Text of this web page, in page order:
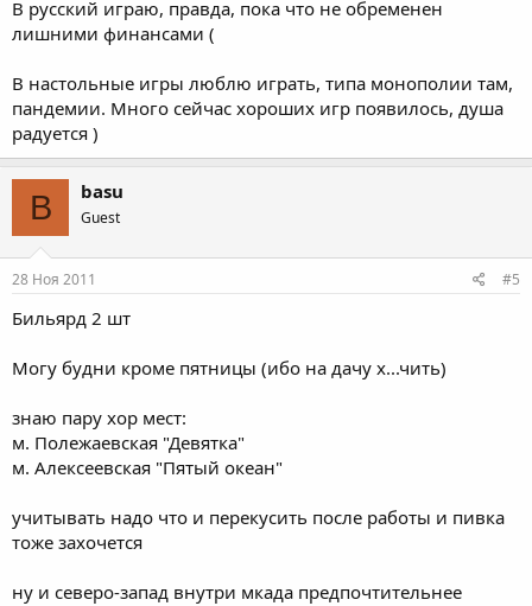
В русский играю, правда, пока что не обременен
лишними финансами (
В настольные игры люблю играть, типа монополии там,
пандемии. Много сейчас хороших игр появилось, душа
радуется )
B basu
Guest
28 Ноя 2011 #5
Бильярд 2 шт
Могу будни кроме пятницы (ибо на дачу х...чить)
знаю пару хор мест:
м. Полежаевская "Девятка"
м. Алексеевская "Пятый океан"
учитывать надо что и перекусить после работы и пивка
тоже захочется
ну и северо-запад внутри мкада предпочтительнее